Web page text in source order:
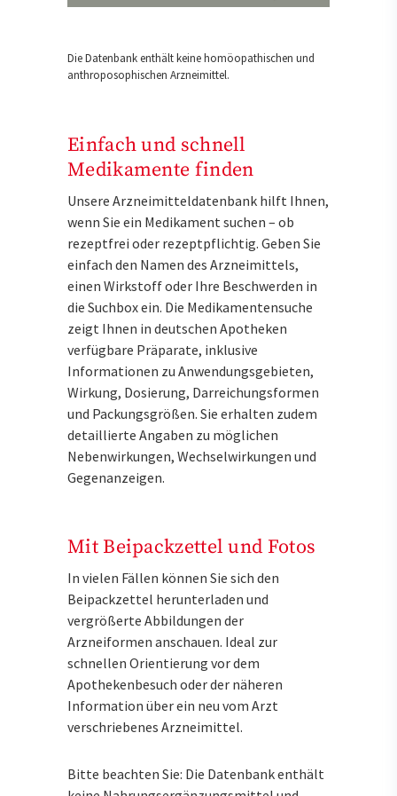
Die Datenbank enthält keine homöopathischen und
anthroposophischen Arzneimittel.
Einfach und schnell
Medikamente finden
Unsere Arzneimitteldatenbank hilft Ihnen,
wenn Sie ein Medikament suchen – ob
rezeptfrei oder rezeptpflichtig. Geben Sie
einfach den Namen des Arzneimittels,
einen Wirkstoff oder Ihre Beschwerden in
die Suchbox ein. Die Medikamentensuche
zeigt Ihnen in deutschen Apotheken
verfügbare Präparate, inklusive
Informationen zu Anwendungsgebieten,
Wirkung, Dosierung, Darreichungsformen
und Packungsgrößen. Sie erhalten zudem
detaillierte Angaben zu möglichen
Nebenwirkungen, Wechselwirkungen und
Gegenanzeigen.
Mit Beipackzettel und Fotos
In vielen Fällen können Sie sich den
Beipackzettel herunterladen und
vergrößerte Abbildungen der
Arzneiformen anschauen. Ideal zur
schnellen Orientierung vor dem
Apothekenbesuch oder der näheren
Information über ein neu vom Arzt
verschriebenes Arzneimittel.
Bitte beachten Sie: Die Datenbank enthält